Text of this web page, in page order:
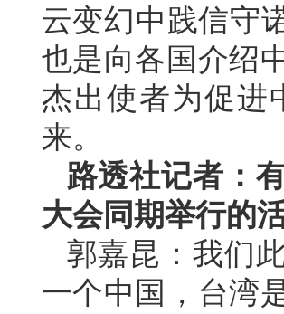
云变幻中践信守
也是向各国介绍
杰出使者为促进
来。
路透社记者：
大会同期举行的
郭嘉昆：我们
一个中国，台湾